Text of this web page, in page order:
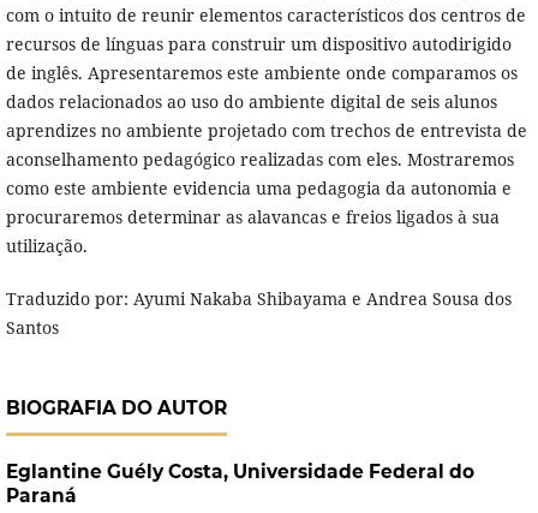
com o intuito de reunir elementos característicos dos centros de
recursos de línguas para construir um dispositivo autodirigido
de inglês. Apresentaremos este ambiente onde comparamos os
dados relacionados ao uso do ambiente digital de seis alunos
aprendizes no ambiente projetado com trechos de entrevista de
aconselhamento pedagógico realizadas com eles. Mostraremos
como este ambiente evidencia uma pedagogia da autonomia e
procuraremos determinar as alavancas e freios ligados à sua
utilização.
Traduzido por: Ayumi Nakaba Shibayama e Andrea Sousa dos
Santos
BIOGRAFIA DO AUTOR
Eglantine Guély Costa, Universidade Federal do
Paraná